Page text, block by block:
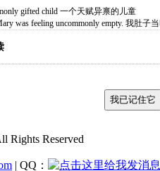
gifted child 一个天赋异禀的儿童
was feeling uncommonly empty. 我肚子
Rights Reserved
| QQ：